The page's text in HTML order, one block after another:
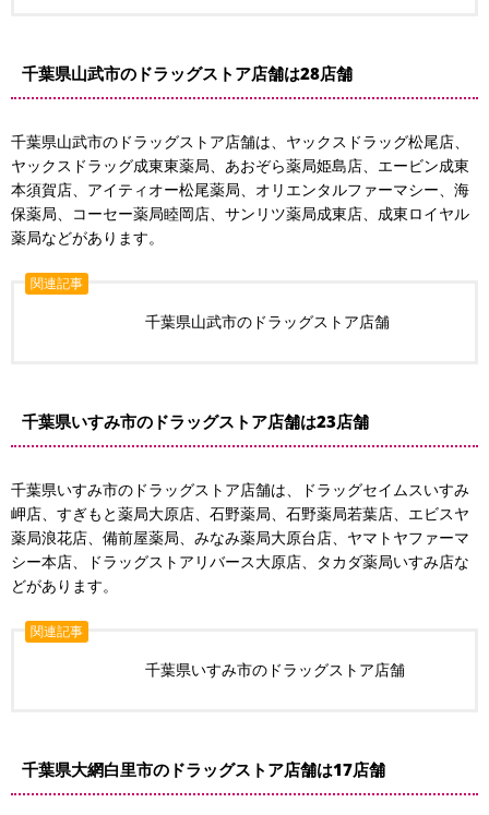
千葉県山武市のドラッグストア店舗は28店舗
千葉県山武市のドラッグストア店舗は、ヤックスドラッグ松尾店、
ヤックスドラッグ成東東薬局、あおぞら薬局姫島店、エービン成東
本須賀店、アイティオー松尾薬局、オリエンタルファーマシー、海
保薬局、コーセー薬局睦岡店、サンリツ薬局成東店、成東ロイヤル
薬局などがあります。
関連記事
千葉県山武市のドラッグストア店舗
千葉県いすみ市のドラッグストア店舗は23店舗
千葉県いすみ市のドラッグストア店舗は、ドラッグセイムスいすみ
岬店、すぎもと薬局大原店、石野薬局、石野薬局若葉店、エビスヤ
薬局浪花店、備前屋薬局、みなみ薬局大原台店、ヤマトヤファーマ
シー本店、ドラッグストアリバース大原店、タカダ薬局いすみ店な
どがあります。
関連記事
千葉県いすみ市のドラッグストア店舗
千葉県大網白里市のドラッグストア店舗は17店舗